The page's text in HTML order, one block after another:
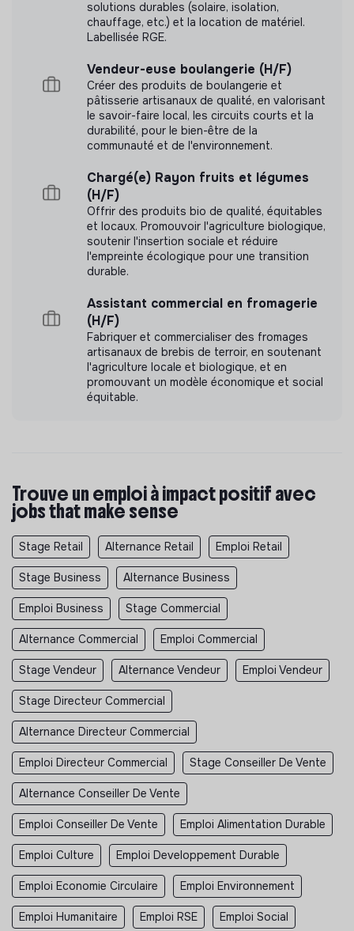
solutions durables (solaire, isolation,
chauffage, etc.) et la location de matériel.
Labellisée RGE.
Vendeur-euse boulangerie (H/F)
Créer des produits de boulangerie et
pâtisserie artisanaux de qualité, en valorisant
le savoir-faire local, les circuits courts et la
durabilité, pour le bien-être de la
communauté et de l'environnement.
Chargé(e) Rayon fruits et légumes
(H/F)
Offrir des produits bio de qualité, équitables
et locaux. Promouvoir l'agriculture biologique,
soutenir l'insertion sociale et réduire
l'empreinte écologique pour une transition
durable.
Assistant commercial en fromagerie
(H/F)
Fabriquer et commercialiser des fromages
artisanaux de brebis de terroir, en soutenant
l'agriculture locale et biologique, et en
promouvant un modèle économique et social
équitable.
Trouve un emploi à impact positif avec
jobs that make sense
Stage Retail Alternance Retail Emploi Retail
Stage Business Alternance Business
Emploi Business Stage Commercial
Alternance Commercial Emploi Commercial
Stage Vendeur Alternance Vendeur Emploi Vendeur
Stage Directeur Commercial
Alternance Directeur Commercial
Emploi Directeur Commercial Stage Conseiller De Vente
Alternance Conseiller De Vente
Emploi Conseiller De Vente Emploi Alimentation Durable
Emploi Culture Emploi Developpement Durable
Emploi Economie Circulaire Emploi Environnement
Emploi Humanitaire Emploi RSE Emploi Social